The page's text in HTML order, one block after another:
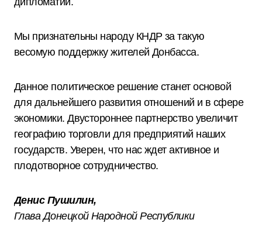
Мы признательны народу КНДР за такую
весомую поддержку жителей Донбасса.
Данное политическое решение станет основой
для дальнейшего развития отношений и в сфере
экономики. Двустороннее партнерство увеличит
географию торговли для предприятий наших
государств. Уверен, что нас ждет активное и
плодотворное сотрудничество.
Денис Пушилин,
Глава Донецкой Народной Республики